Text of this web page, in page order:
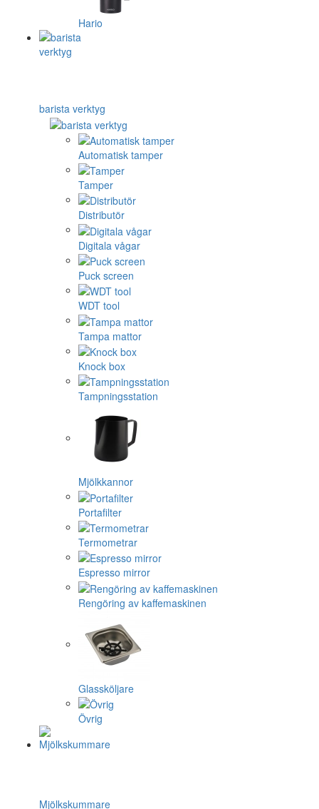
Hario
barista verktyg
Automatisk tamper
Tamper
Distributör
Digitala vågar
Puck screen
WDT tool
Tampa mattor
Knock box
Tampningsstation
Mjölkkannor
Portafilter
Termometrar
Espresso mirror
Rengöring av kaffemaskinen
Glassköljare
Övrig
Mjölkskummare